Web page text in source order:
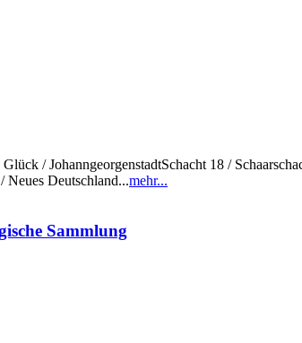
/ JohanngeorgenstadtSchacht 18 /
Neues Deutschland...mehr...
Sammlung